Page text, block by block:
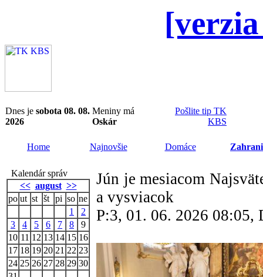
Dnes je sobota 08. 08.
2026
Meniny má
Oskár
Pošlite tip TK
KBS
Home Najnovšie Domáce
Kalendár správ
<< august >>
po ut st št pi so ne
1
2
3
4 5 6 7 8
9
10 11 12 13 14 15 16
17 18 19 20 21 22 23
24 25 26 27 28 29 30
Jún je mesiacom
a vysviacok
P:3, 01. 06. 2026 08:05,